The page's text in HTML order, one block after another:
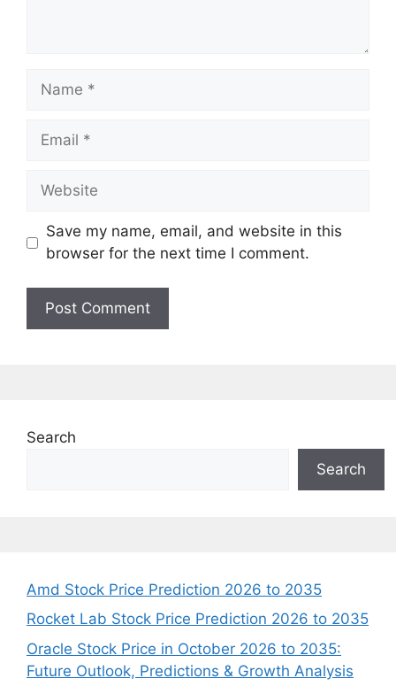
Name
Email
Website
Save my name, email, and website in this
browser for the next time I comment.
Search
Search
Amd Stock Price Prediction 2026 to 2035
Rocket Lab Stock Price Prediction 2026 to 2035
Oracle Stock Price in October 2026 to 2035:
Future Outlook, Predictions & Growth Analysis